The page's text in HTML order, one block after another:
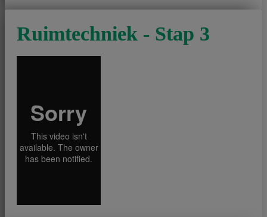
Ruimtechniek - Stap 3